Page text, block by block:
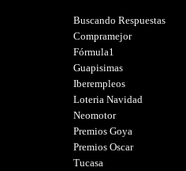
Buscando Respuestas
Compramejor
Fórmula1
Guapisimas
Iberempleos
Loteria Navidad
Neomotor
Premios Goya
Premios Oscar
Tucasa